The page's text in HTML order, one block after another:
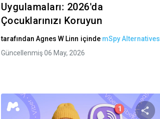
Uygulamaları: 2026'da
Çocuklarınızı Koruyun
tarafından Agnes W Linn içinde mSpy Alternatives
Güncellenmiş 06 May, 2026